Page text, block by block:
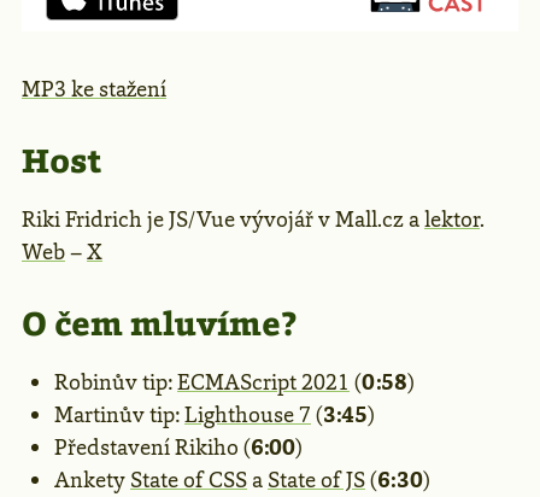
MP3 ke stažení
Host
Riki Fridrich je JS/Vue vývojář v Mall.cz alektor.
Web–X
O čem mluvíme?
Robinův tip:ECMAScript 2021 (0:58)
Martinův tip:Lighthouse 7 (3:45)
Představení Rikiho (6:00)
Ankety State of CSSa State of JS(6:30)